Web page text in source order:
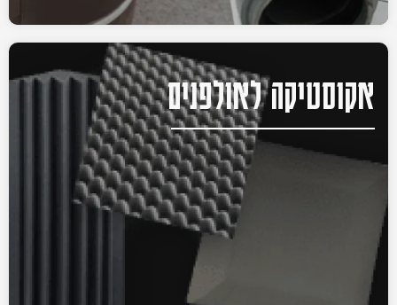
אקוסטיקה לאולפנים